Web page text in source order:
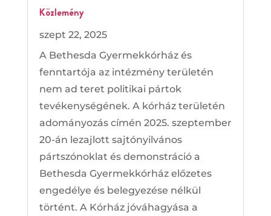
Közlemény
szept 22, 2025
A Bethesda Gyermekkórház és
fenntartója az intézmény területén
nem ad teret politikai pártok
tevékenységének. A kórház területén
adományozás címén 2025. szeptember
20-án lezajlott sajtónyilvános
pártszónoklat és demonstráció a
Bethesda Gyermekkórház előzetes
engedélye és belegyezése nélkül
történt. A Kórház jóváhagyása a